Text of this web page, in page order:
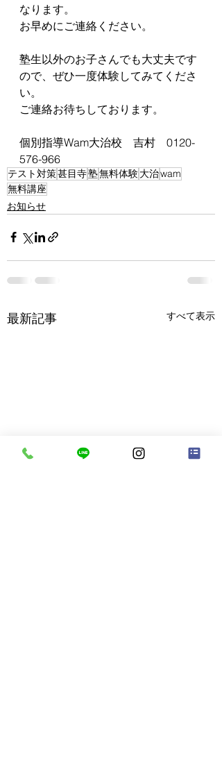
なります。
お早めにご連絡ください。
塾生以外のお子さんでも大丈夫です
ので、ぜひ一度体験してみてくださ
い。
ご連絡お待ちしております。
個別指導Wam大治校　吉村　0120-
576-966
テスト対策甚目寺塾無料体験大治wam
無料講座
お知らせ
最新記事 すべて表示